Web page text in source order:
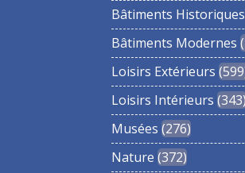
Bâtiments Historiques
Bâtiments Modernes
Loisirs Extérieurs 599
Loisirs Intérieurs 343
Musées 276
Nature 372